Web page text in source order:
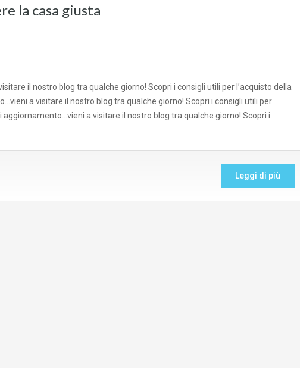
la casa giusta
il nostro blog tra qualche giorno! Scopri i consigli utili per l’acquisto della
a visitare il nostro blog tra qualche giorno! Scopri i consigli utili per
aggiornamento…vieni a visitare il nostro blog tra qualche giorno! Scopri i
Leggi di più